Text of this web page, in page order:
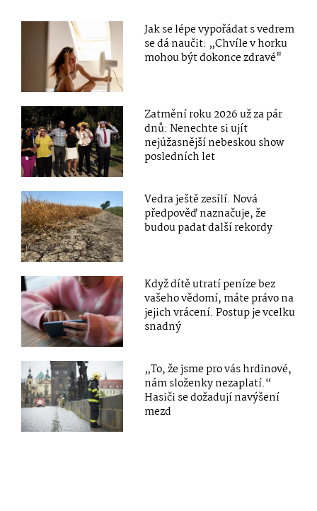
Jak se lépe vypořádat s vedrem
se dá naučit: „Chvíle v horku
mohou být dokonce zdravé"
Zatmění roku 2026 už za pár
dnů: Nenechte si ujít
nejúžasnější nebeskou show
posledních let
Vedra ještě zesílí. Nová
předpověď naznačuje, že
budou padat další rekordy
Když dítě utratí peníze bez
vašeho vědomí, máte právo na
jejich vrácení. Postup je vcelku
snadný
„To, že jsme pro vás hrdinové,
nám složenky nezaplatí.“
Hasiči se dožadují navýšení
mezd